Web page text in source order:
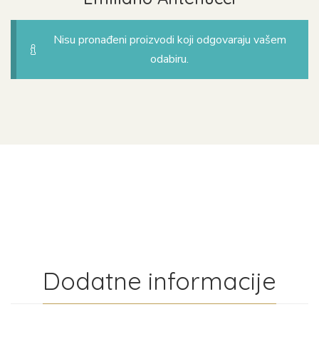
Nisu pronađeni proizvodi koji odgovaraju vašem
odabiru.
Dodatne informacije